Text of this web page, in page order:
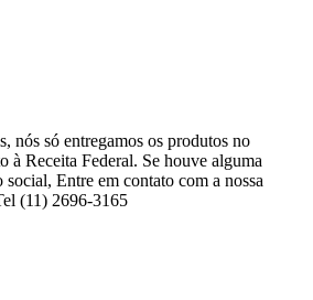
nós só entregamos os produtos no
à Receita Federal. Se houve alguma
social, Entre em contato com a nossa
(11) 2696-3165